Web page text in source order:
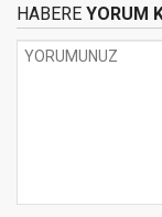
HABERE YORUM